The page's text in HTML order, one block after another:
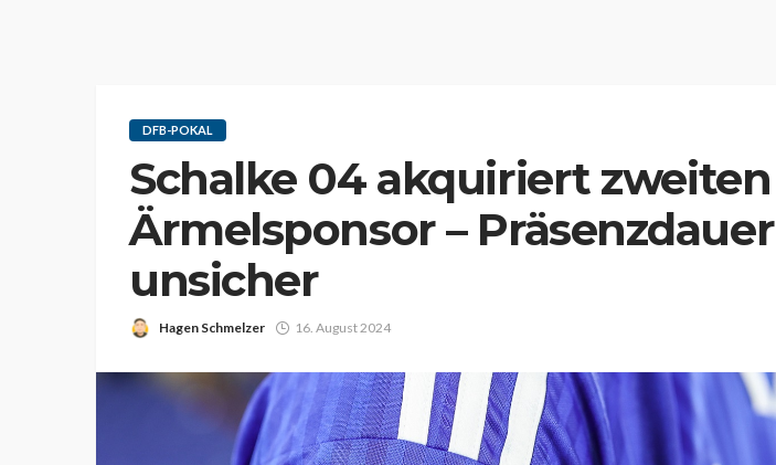
DFB-POKAL
Schalke 04 akquiriert zweiten
Ärmelsponsor – Präsenzdauer
unsicher
Hagen Schmelzer 16. August 2024